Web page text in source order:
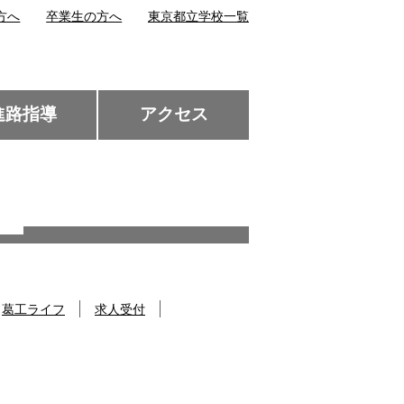
路指導 アクセス
へ 卒業生の方へ 東京都立学校一覧
葛工ライフ 求人受付